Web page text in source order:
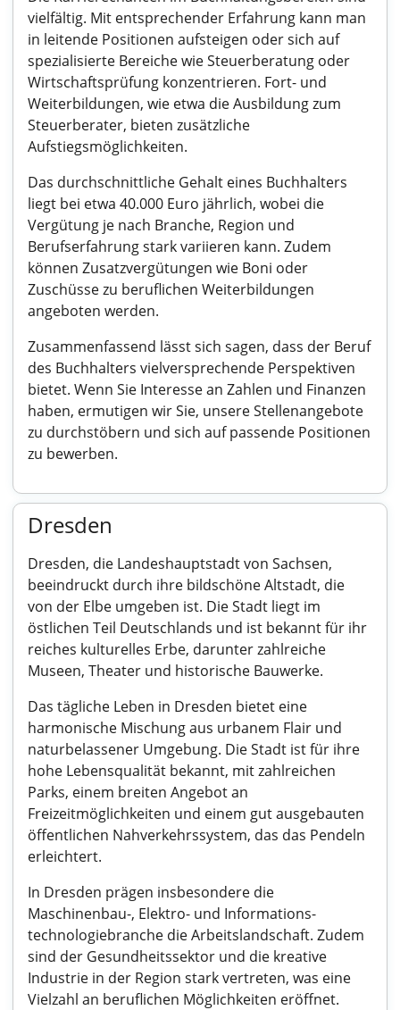
vielfältig. Mit entsprechender Erfahrung kann man
in leitende Positionen aufsteigen oder sich auf
spezialisierte Bereiche wie Steuerberatung oder
Wirtschaftsprüfung konzentrieren. Fort- und
Weiterbildungen, wie etwa die Ausbildung zum
Steuerberater, bieten zusätzliche
Aufstiegsmöglichkeiten.
Das durchschnittliche Gehalt eines Buchhalters
liegt bei etwa 40.000 Euro jährlich, wobei die
Vergütung je nach Branche, Region und
Berufserfahrung stark variieren kann. Zudem
können Zusatzvergütungen wie Boni oder
Zuschüsse zu beruflichen Weiterbildungen
angeboten werden.
Zusammenfassend lässt sich sagen, dass der Beruf
des Buchhalters vielversprechende Perspektiven
bietet. Wenn Sie Interesse an Zahlen und Finanzen
haben, ermutigen wir Sie, unsere Stellenangebote
zu durchstöbern und sich auf passende Positionen
zu bewerben.
Dresden
Dresden, die Landeshauptstadt von Sachsen,
beeindruckt durch ihre bildschöne Altstadt, die
von der Elbe umgeben ist. Die Stadt liegt im
östlichen Teil Deutschlands und ist bekannt für ihr
reiches kulturelles Erbe, darunter zahlreiche
Museen, Theater und historische Bauwerke.
Das tägliche Leben in Dresden bietet eine
harmonische Mischung aus urbanem Flair und
naturbelassener Umgebung. Die Stadt ist für ihre
hohe Lebensqualität bekannt, mit zahlreichen
Parks, einem breiten Angebot an
Freizeitmöglichkeiten und einem gut ausgebauten
öffentlichen Nahverkehrssystem, das das Pendeln
erleichtert.
In Dresden prägen insbesondere die
Maschinenbau-, Elektro- und Informations-
technologiebranche die Arbeitslandschaft. Zudem
sind der Gesundheitssektor und die kreative
Industrie in der Region stark vertreten, was eine
Vielzahl an beruflichen Möglichkeiten eröffnet.